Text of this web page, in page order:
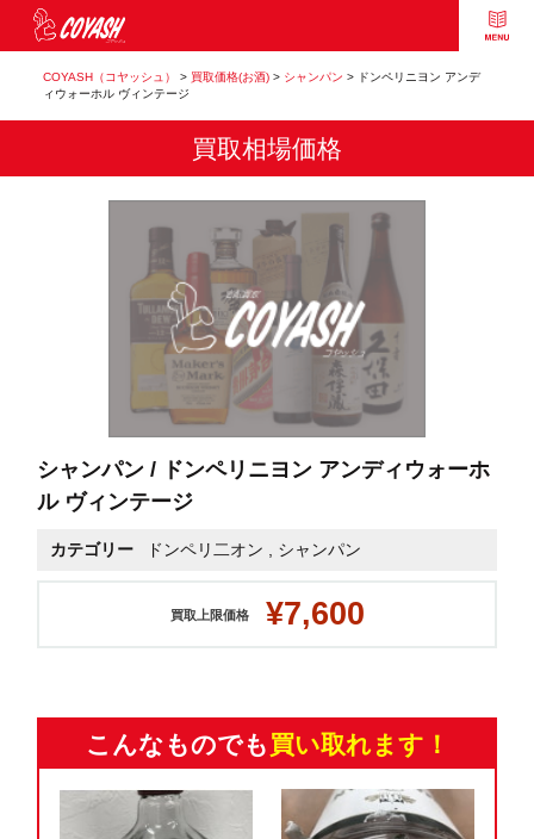
COYASH（コヤッシュ） > 買取価格(お酒)> シャンパン > ドンペリニヨン アンデ
ィウォーホル ヴィンテージ
買取相場価格
シャンパン / ドンペリニヨン アンディウォーホ
ル ヴィンテージ
カテゴリー ドンペリ二オン シャンパン
買取上限価格 ¥7,600
こんなものでも 買い取れます！